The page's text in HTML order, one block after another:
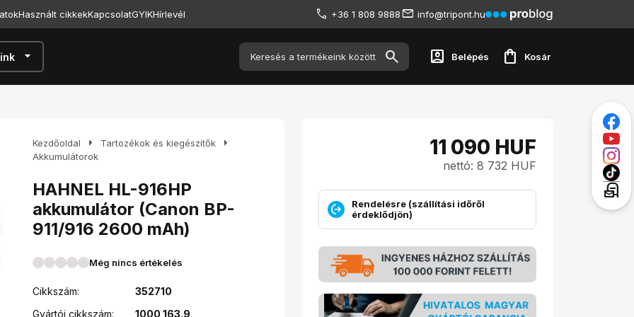
Használt cikkekKapcsolatGYIKHírlevél +36 1 808 9888 info@tripont.hu
arrow_drop_down account_box Belépés shopping_bag Kosár
Kezdőoldal arrow_right Tartozékok és kiegészítők arrow_right
Akkumulátorok
HAHNEL HL-916HP
akkumulátor (Canon BP-
911/916 2600 mAh)
Még nincs értékelés
Cikkszám:
352710
Gyártói cikkszám:
1000 163.9
11 090 HUF
nettó: 8 732 HUF
Rendelésre (szállítási időről
érdeklődjön)
local_post_office